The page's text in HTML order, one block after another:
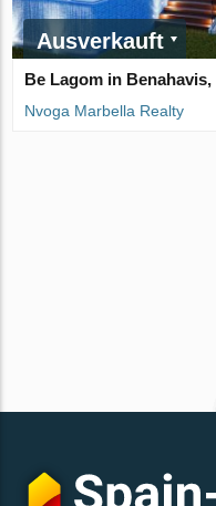
Ausverkauft
Be Lagom in Benahavis,
Nvoga Marbella Realty